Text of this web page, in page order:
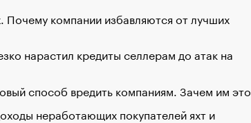
компании избавляются от лучших
нарастил кредиты селлерам до атак на
способ вредить компаниям. Зачем им это
неработающих покупателей яхт и